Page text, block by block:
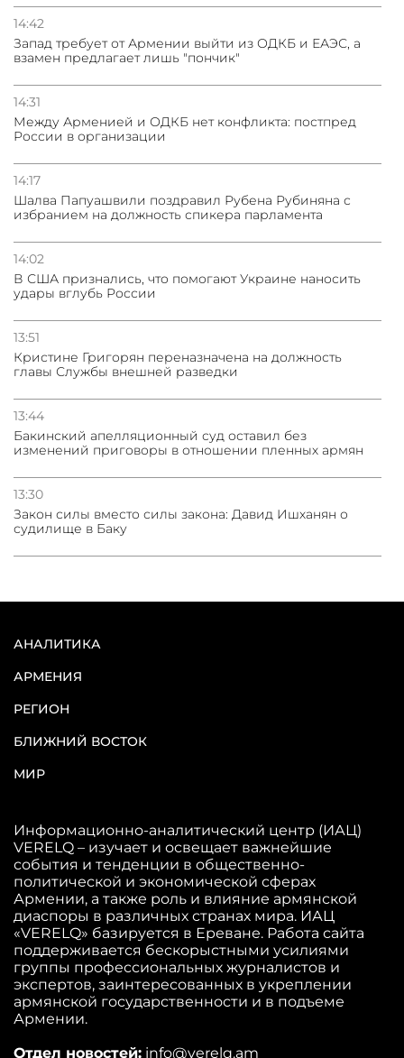
14:42
Запад требует от Армении выйти из ОДКБ и ЕАЭС, а
взамен предлагает лишь "пончик"
14:31
Между Арменией и ОДКБ нет конфликта: постпред
России в организации
14:17
Шалва Папуашвили поздравил Рубена Рубиняна с
избранием на должность спикера парламента
14:02
В США признались, что помогают Украине наносить
удары вглубь России
13:51
Кристине Григорян переназначена на должность
главы Службы внешней разведки
13:44
Бакинский апелляционный суд оставил без
изменений приговоры в отношении пленных армян
13:30
Закон силы вместо силы закона: Давид Ишханян о
судилище в Баку
АНАЛИТИКА
АРМЕНИЯ
РЕГИОН
БЛИЖНИЙ ВОСТОК
МИР
Информационно-аналитический центр (ИАЦ)
VERELQ – изучает и освещает важнейшие
события и тенденции в общественно-
политической и экономической сферах
Армении, а также роль и влияние армянской
диаспоры в различных странах мира. ИАЦ
«VERELQ» базируется в Ереване. Работа сайта
поддерживается бескорыстными усилиями
группы профессиональных журналистов и
экспертов, заинтересованных в укреплении
армянской государственности и в подъеме
Армении.
Отдел новостей: info@verelq.am